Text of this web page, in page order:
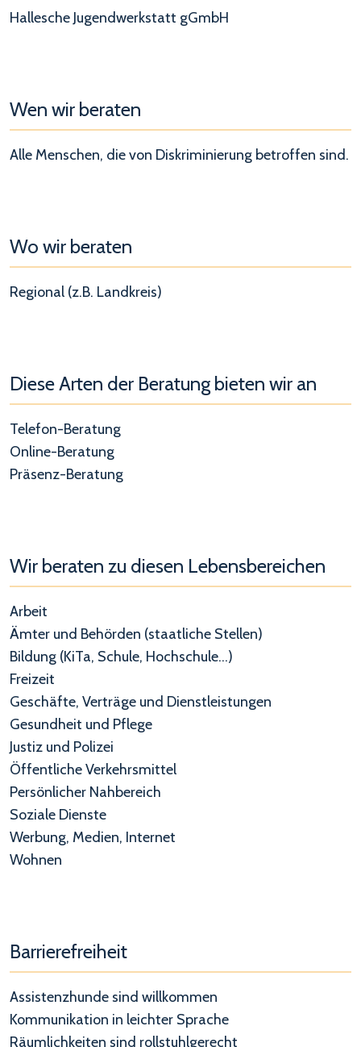
Hallesche Jugendwerkstatt gGmbH
Wen wir beraten
Alle Menschen, die von Diskriminierung betroffen sind.
Wo wir beraten
Regional (z.B. Landkreis)
Diese Arten der Beratung bieten wir an
Telefon-Beratung
Online-Beratung
Präsenz-Beratung
Wir beraten zu diesen Lebensbereichen
Arbeit
Ämter und Behörden (staatliche Stellen)
Bildung (KiTa, Schule, Hochschule...)
Freizeit
Geschäfte, Verträge und Dienstleistungen
Gesundheit und Pflege
Justiz und Polizei
Öffentliche Verkehrsmittel
Persönlicher Nahbereich
Soziale Dienste
Werbung, Medien, Internet
Wohnen
Barrierefreiheit
Assistenzhunde sind willkommen
Kommunikation in leichter Sprache
Räumlichkeiten sind rollstuhlgerecht